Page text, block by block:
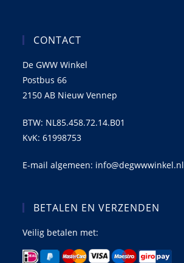
CONTACT
De GWW Winkel
Postbus 66
2150 AB Nieuw Vennep
BTW: NL85.458.72.14.B01
KvK: 61998753
E-mail algemeen: info@degwwwinkel.nl
BETALEN EN VERZENDEN
Veilig betalen met: